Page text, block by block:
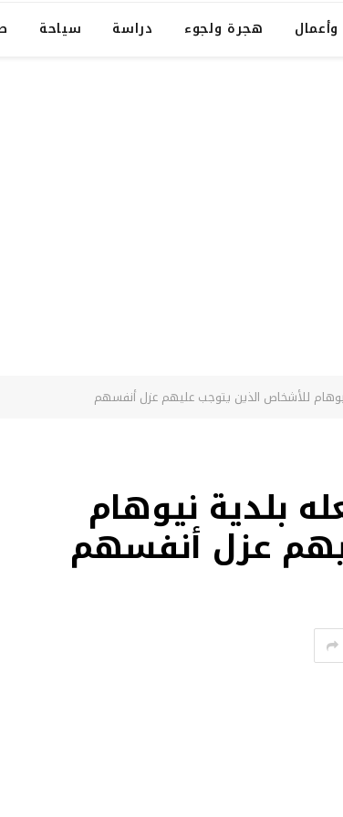
هجرة ولجوء دراسة سياحة
للأشخاص الذين يتوجب عليهم عزل أنفسهم
بلدية نيوهام
عزل أنفسهم